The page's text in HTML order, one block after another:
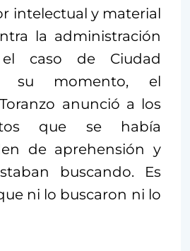
intelectual y material
la administración
caso de Ciudad
su momento, el
anunció a los
que se había
de aprehensión y
buscando. Es
ni lo buscaron ni lo